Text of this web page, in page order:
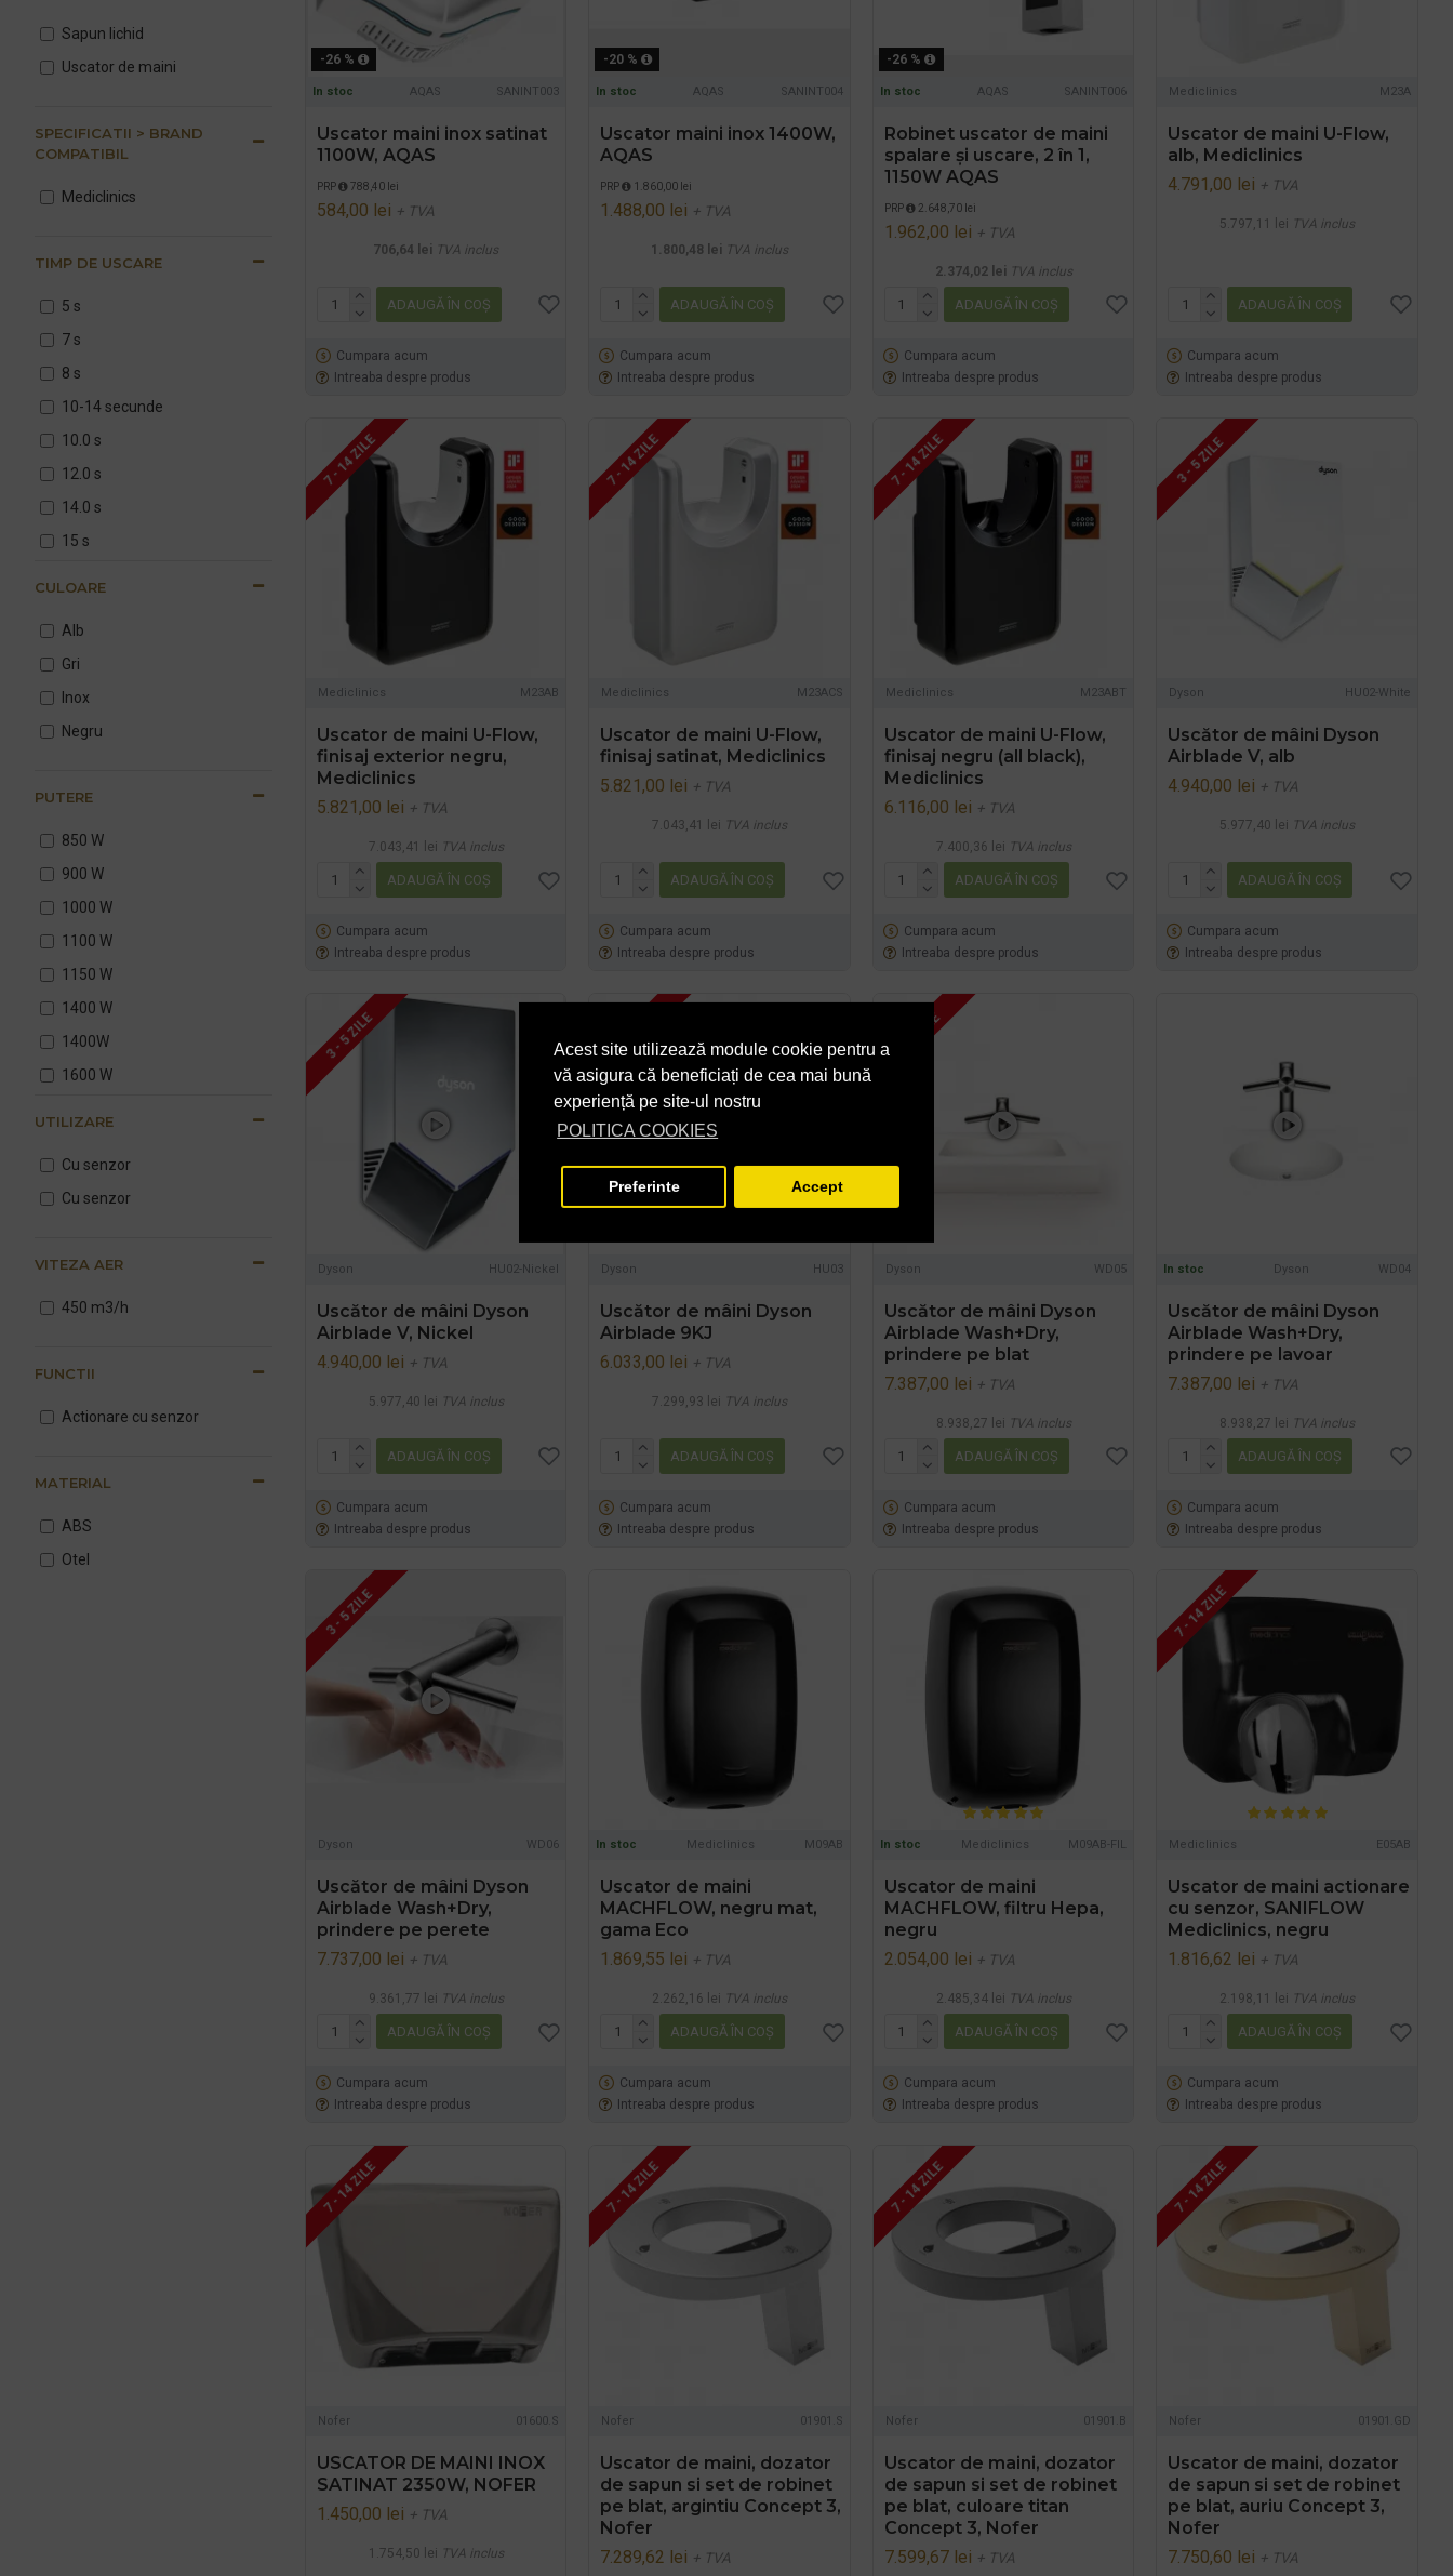
Acest site utilizează module cookie pentru a
vă asigura că beneficiați de cea mai bună
experiență pe site-ul nostru
POLITICA COOKIES
Preferinte Accept
Sapun lichid
Uscator de maini
SPECIFICATII > BRAND
COMPATIBIL
Mediclinics
TIMP DE USCARE
5 s
7 s
8 s
10-14 secunde
10.0 s
12.0 s
14.0 s
15 s
29 s
33 s
40 s
CULOARE
Alb
Gri
Inox
Negru
PUTERE
850 W
900 W
1000 W
1100 W
1150 W
1400 W
1400W
1600 W
2500 W
2500 W
UTILIZARE
Cu senzor
Cu senzor
VITEZA AER
450 m3/h
FUNCTII
Actionare cu senzor
MATERIAL
ABS
Otel
-26 %
In stoc AQAS SANINT003
Uscator maini inox satinat
1100W, AQAS
PRP 788,40 lei
584,00 lei + TVA
706,64 lei TVA inclus
ADAUGĂ ÎN COŞ
Cumpara acum
Intreaba despre produs
-20 %
In stoc AQAS SANINT004
Uscator maini inox 1400W,
AQAS
PRP 1.860,00 lei
1.488,00 lei + TVA
1.800,48 lei TVA inclus
ADAUGĂ ÎN COŞ
Cumpara acum
Intreaba despre produs
-26 %
In stoc AQAS SANINT006
Robinet uscator de maini
spalare și uscare, 2 în 1,
1150W AQAS
PRP 2.648,70 lei
1.962,00 lei + TVA
2.374,02 lei TVA inclus
ADAUGĂ ÎN COŞ
Cumpara acum
Intreaba despre produs
Mediclinics M23A
Uscator de maini U-Flow,
alb, Mediclinics
4.791,00 lei + TVA
5.797,11 lei TVA inclus
ADAUGĂ ÎN COŞ
Cumpara acum
Intreaba despre produs
7 - 14 ZILE
Mediclinics M23AB
Uscator de maini U-Flow,
finisaj exterior negru,
Mediclinics
5.821,00 lei + TVA
7.043,41 lei TVA inclus
ADAUGĂ ÎN COŞ
Cumpara acum
Intreaba despre produs
7 - 14 ZILE
Mediclinics M23ACS
Uscator de maini U-Flow,
finisaj satinat, Mediclinics
5.821,00 lei + TVA
7.043,41 lei TVA inclus
ADAUGĂ ÎN COŞ
Cumpara acum
Intreaba despre produs
7 - 14 ZILE
Mediclinics M23ABT
Uscator de maini U-Flow,
finisaj negru (all black),
Mediclinics
6.116,00 lei + TVA
7.400,36 lei TVA inclus
ADAUGĂ ÎN COŞ
Cumpara acum
Intreaba despre produs
3 - 5 ZILE
Dyson HU02-White
Uscător de mâini Dyson
Airblade V, alb
4.940,00 lei + TVA
5.977,40 lei TVA inclus
ADAUGĂ ÎN COŞ
Cumpara acum
Intreaba despre produs
3 - 5 ZILE
Dyson HU02-Nickel
Uscător de mâini Dyson
Airblade V, Nickel
4.940,00 lei + TVA
5.977,40 lei TVA inclus
ADAUGĂ ÎN COŞ
Cumpara acum
Intreaba despre produs
3 - 5 ZILE
Dyson HU03
Uscător de mâini Dyson
Airblade 9KJ
6.033,00 lei + TVA
7.299,93 lei TVA inclus
ADAUGĂ ÎN COŞ
Cumpara acum
Intreaba despre produs
3 - 5 ZILE
Dyson WD05
Uscător de mâini Dyson
Airblade Wash+Dry,
prindere pe blat
7.387,00 lei + TVA
8.938,27 lei TVA inclus
ADAUGĂ ÎN COŞ
Cumpara acum
Intreaba despre produs
In stoc Dyson WD04
Uscător de mâini Dyson
Airblade Wash+Dry,
prindere pe lavoar
7.387,00 lei + TVA
8.938,27 lei TVA inclus
ADAUGĂ ÎN COŞ
Cumpara acum
Intreaba despre produs
3 - 5 ZILE
Dyson WD06
Uscător de mâini Dyson
Airblade Wash+Dry,
prindere pe perete
7.737,00 lei + TVA
9.361,77 lei TVA inclus
ADAUGĂ ÎN COŞ
Cumpara acum
Intreaba despre produs
In stoc Mediclinics M09AB
Uscator de maini
MACHFLOW, negru mat,
gama Eco
1.869,55 lei + TVA
2.262,16 lei TVA inclus
ADAUGĂ ÎN COŞ
Cumpara acum
Intreaba despre produs
In stoc Mediclinics M09AB-FIL
Uscator de maini
MACHFLOW, filtru Hepa,
negru
2.054,00 lei + TVA
2.485,34 lei TVA inclus
ADAUGĂ ÎN COŞ
Cumpara acum
Intreaba despre produs
7 - 14 ZILE
Mediclinics E05AB
Uscator de maini actionare
cu senzor, SANIFLOW
Mediclinics, negru
1.816,62 lei + TVA
2.198,11 lei TVA inclus
ADAUGĂ ÎN COŞ
Cumpara acum
Intreaba despre produs
7 - 14 ZILE
Nofer 01600.S
USCATOR DE MAINI INOX
SATINAT 2350W, NOFER
1.450,00 lei + TVA
1.754,50 lei TVA inclus
7 - 14 ZILE
Nofer 01901.S
Uscator de maini, dozator
de sapun si set de robinet
pe blat, argintiu Concept 3,
Nofer
7.289,62 lei + TVA
7 - 14 ZILE
Nofer 01901.B
Uscator de maini, dozator
de sapun si set de robinet
pe blat, culoare titan
Concept 3, Nofer
7.599,67 lei + TVA
7 - 14 ZILE
Nofer 01901.GD
Uscator de maini, dozator
de sapun si set de robinet
pe blat, auriu Concept 3,
Nofer
7.750,60 lei + TVA